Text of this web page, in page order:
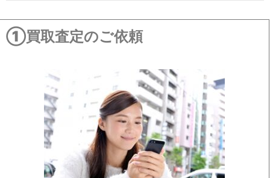
①買取査定のご依頼